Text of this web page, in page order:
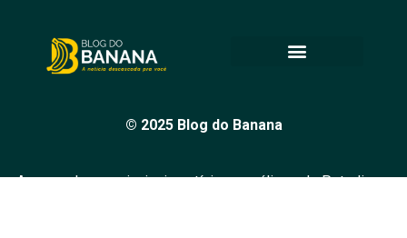
© 2025 Blog do Banana
Acompanhe as principais notícias e análises de Petrolina e